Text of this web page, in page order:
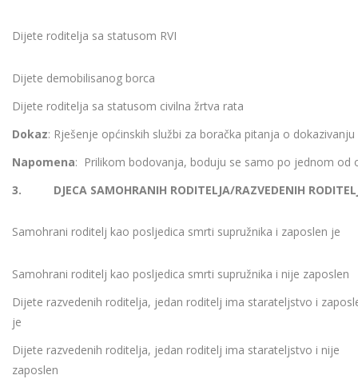
Dijete roditelja sa statusom RVI
Dijete demobilisanog borca
Dijete roditelja sa statusom civilna žrtva rata
Dokaz: Rješenje općinskih službi za boračka pitanja o
Napomena: Prilikom bodovanja, boduju se samo po jednom od
3.
DJECA SAMOHRANIH RODITELJA/RAZVEDENIH
Samohrani roditelj kao posljedica smrti supružnika i zaposlen je
Samohrani roditelj kao posljedica smrti supružnika i nije zaposlen
Dijete razvedenih roditelja, jedan roditelj ima starateljstvo i
je
Dijete razvedenih roditelja, jedan roditelj ima starateljstvo i nije
zaposlen